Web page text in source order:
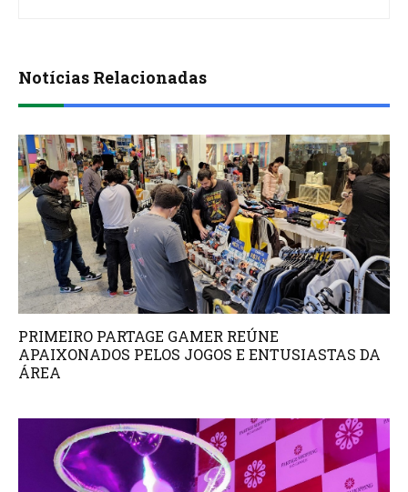
Notícias Relacionadas
PRIMEIRO PARTAGE GAMER REÚNE
APAIXONADOS PELOS JOGOS E ENTUSIASTAS DA
ÁREA